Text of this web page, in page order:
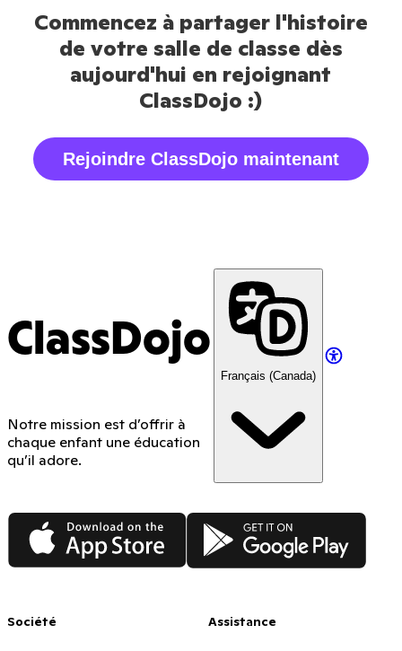
Commencez à partager l'histoire
de votre salle de classe dès
aujourd'hui en rejoignant
ClassDojo :)
Rejoindre ClassDojo maintenant
ClassDojo
Notre mission est d’offrir à
chaque enfant une éducation
qu’il adore.
Français (Canada)
App Store Google Play
Société Assistance